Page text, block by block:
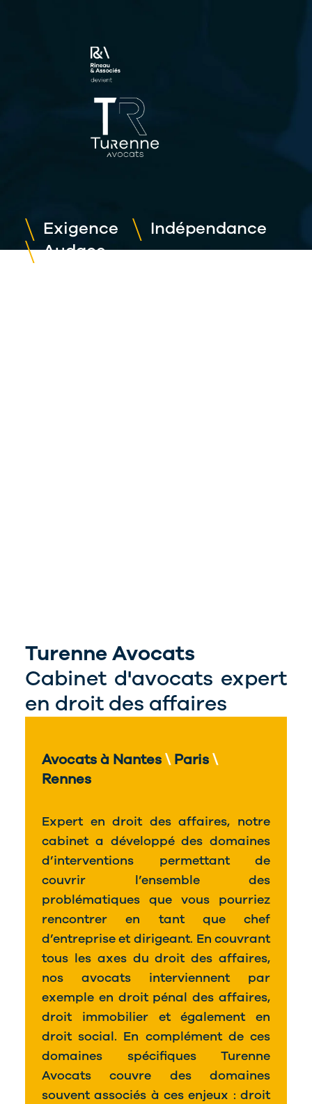
Exigence
Indépendance
Audace
Turenne Avocats
Cabinet d'avocats expert
en droit des affaires
Avocats à Nantes\Paris\
Rennes
Expert en droit des affaires, notre
cabinet a développé des domaines
d’interventions permettant de
couvrir l’ensemble des
problématiques que vous pourriez
rencontrer en tant que chef
d’entreprise et dirigeant. En couvrant
tous les axes du droit des affaires,
nos avocats interviennent par
exemple en droit pénal des affaires,
droit immobilier et également en
droit social. En complément de ces
domaines spécifiques Turenne
Avocats couvre des domaines
souvent associés à ces enjeux : droit